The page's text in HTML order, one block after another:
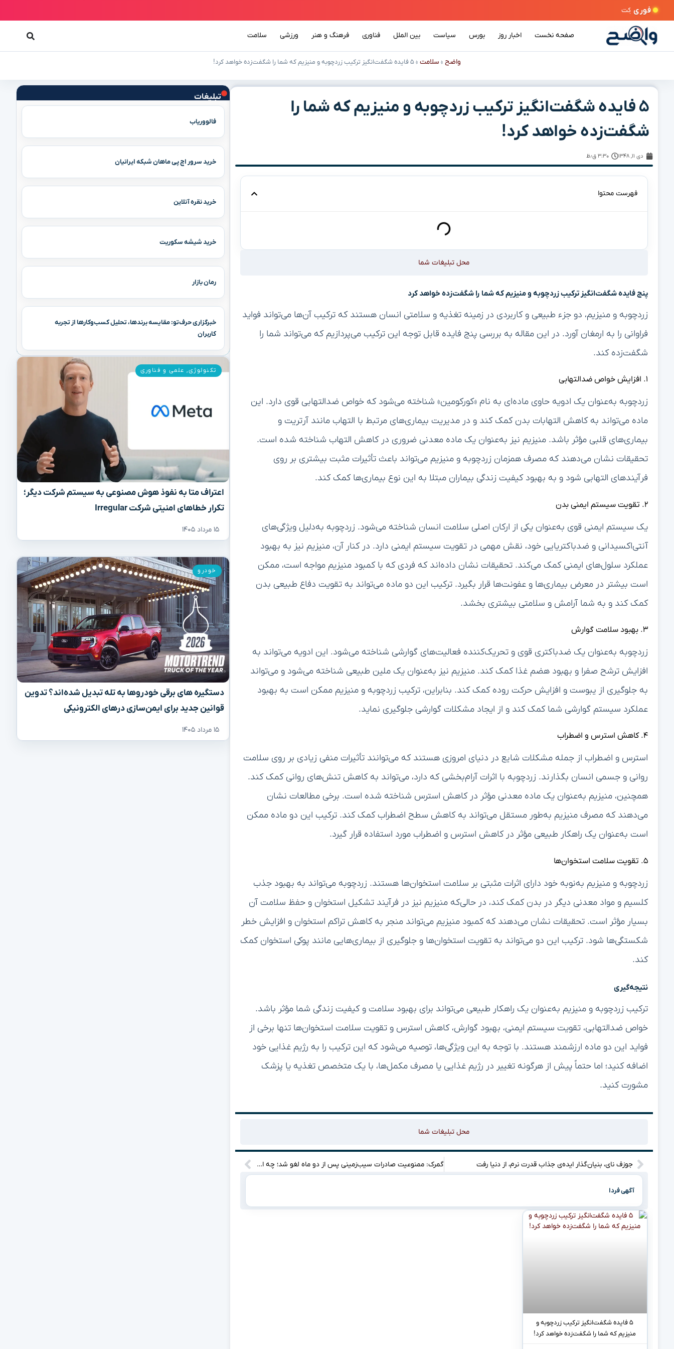
فوری
صفحه نخست اخبار روز بورس سیاست بین الملل فناوری فرهنگ و هنر ورزشی سلامت
واضح » سلامت »۵ فایده شگفت‌انگیز ترکیب زردچوبه و منیزیم که شما را شگفت‌زده خواهد کرد!
تبلیغات
فالووریاب
خرید سرور اچ پی ماهان شبکه ایرانیان
خرید نقره آنلاین
خرید شیشه سکوریت
رمان بازار
خبرگزاری حرف‌تو: مقایسه برندها، تحلیل کسب‌وکارها از تجربه
کاربران
اعتراف متا به نفوذ هوش مصنوعی به سیستم شرکت دیگر؛
تکرار خطاهای امنیتی شرکت Irregular
۱۵ مرداد ۱۴۰۵
تکنولوژی, علمی و فناوری
دستگیره‌ های برقی خودروها به تله تبدیل شده‌اند؟ تدوین
قوانین جدید برای ایمن‌سازی درهای الکترونیکی
۱۵ مرداد ۱۴۰۵
خودرو
۵ فایده شگفت‌انگیز ترکیب زردچوبه و منیزیم که شما را
شگفت‌زده خواهد کرد!
دی ۱۱, ۱۳۴۸ ۳:۳۰ ق٫ظ
فهرست محتوا
محل تبلیغات شما
پنج فایده شگفت‌انگیز ترکیب زردچوبه و منیزیم که شما را شگفت‌زده خواهد کرد
زردچوبه و منیزیم، دو جزء طبیعی و کاربردی در زمینه تغذیه و سلامتی انسان هستند که ترکیب آن‌ها می‌تواند فواید
فراوانی را به ارمغان آورد. در این مقاله به بررسی پنج فایده قابل توجه این ترکیب می‌پردازیم که می‌تواند شما را
شگفت‌زده کند.
۱. افزایش خواص ضدالتهابی
زردچوبه به‌عنوان یک ادویه حاوی ماده‌ای به نام «کورکومین» شناخته می‌شود که خواص ضدالتهابی قوی دارد. این
ماده می‌تواند به کاهش التهابات بدن کمک کند و در مدیریت بیماری‌های مرتبط با التهاب مانند آرتریت و
بیماری‌های قلبی مؤثر باشد. منیزیم نیز به‌عنوان یک ماده معدنی ضروری در کاهش التهاب شناخته شده است.
تحقیقات نشان می‌دهند که مصرف همزمان زردچوبه و منیزیم می‌تواند باعث تأثیرات مثبت بیشتری بر روی
فرآیندهای التهابی شود و به بهبود کیفیت زندگی بیماران مبتلا به این نوع بیماری‌ها کمک کند.
۲. تقویت سیستم ایمنی بدن
یک سیستم ایمنی قوی به‌عنوان یکی از ارکان اصلی سلامت انسان شناخته می‌شود. زردچوبه به‌دلیل ویژگی‌های
آنتی‌اکسیدانی و ضدباکتریایی خود، نقش مهمی در تقویت سیستم ایمنی دارد. در کنار آن، منیزیم نیز به بهبود
عملکرد سلول‌های ایمنی کمک می‌کند. تحقیقات نشان داده‌اند که فردی که با کمبود منیزیم مواجه است، ممکن
است بیشتر در معرض بیماری‌ها و عفونت‌ها قرار بگیرد. ترکیب این دو ماده می‌تواند به تقویت دفاع طبیعی بدن
کمک کند و به شما آرامش و سلامتی بیشتری بخشد.
۳. بهبود سلامت گوارش
زردچوبه به‌عنوان یک ضدباکتری قوی و تحریک‌کننده فعالیت‌های گوارشی شناخته می‌شود. این ادویه می‌تواند به
افزایش ترشح صفرا و بهبود هضم غذا کمک کند. منیزیم نیز به‌عنوان یک ملین طبیعی شناخته می‌شود و می‌تواند
به جلوگیری از یبوست و افزایش حرکت روده کمک کند. بنابراین، ترکیب زردچوبه و منیزیم ممکن است به بهبود
عملکرد سیستم گوارشی شما کمک کند و از ایجاد مشکلات گوارشی جلوگیری نماید.
۴. کاهش استرس و اضطراب
استرس و اضطراب از جمله مشکلات شایع در دنیای امروزی هستند که می‌توانند تأثیرات منفی زیادی بر روی سلامت
روانی و جسمی انسان بگذارند. زردچوبه با اثرات آرام‌بخشی که دارد، می‌تواند به کاهش تنش‌های روانی کمک کند.
همچنین، منیزیم به‌عنوان یک ماده معدنی مؤثر در کاهش استرس شناخته شده است. برخی مطالعات نشان
می‌دهند که مصرف منیزیم به‌طور مستقل می‌تواند به کاهش سطح اضطراب کمک کند. ترکیب این دو ماده ممکن
است به‌عنوان یک راهکار طبیعی مؤثر در کاهش استرس و اضطراب مورد استفاده قرار گیرد.
۵. تقویت سلامت استخوان‌ها
زردچوبه و منیزیم به‌نوبه خود دارای اثرات مثبتی بر سلامت استخوان‌ها هستند. زردچوبه می‌تواند به بهبود جذب
کلسیم و مواد معدنی دیگر در بدن کمک کند، در حالی‌که منیزیم نیز در فرآیند تشکیل استخوان و حفظ سلامت آن
بسیار مؤثر است. تحقیقات نشان می‌دهند که کمبود منیزیم می‌تواند منجر به کاهش تراکم استخوان و افزایش خطر
شکستگی‌ها شود. ترکیب این دو می‌تواند به تقویت استخوان‌ها و جلوگیری از بیماری‌هایی مانند پوکی استخوان کمک
کند.
نتیجه‌گیری
ترکیب زردچوبه و منیزیم به‌عنوان یک راهکار طبیعی می‌تواند برای بهبود سلامت و کیفیت زندگی شما مؤثر باشد.
خواص ضدالتهابی، تقویت سیستم ایمنی، بهبود گوارش، کاهش استرس و تقویت سلامت استخوان‌ها تنها برخی از
فواید این دو ماده ارزشمند هستند. با توجه به این ویژگی‌ها، توصیه می‌شود که این ترکیب را به رژیم غذایی خود
اضافه کنید؛ اما حتماً پیش از هرگونه تغییر در رژیم غذایی یا مصرف مکمل‌ها، با یک متخصص تغذیه یا پزشک
مشورت کنید.
محل تبلیغات شما
جوزف نای، بنیان‌گذار ایده‌ی جذاب قدرت نرم، از دنیا رفت گمرک: ممنوعیت صادرات سیب‌زمینی پس از دو ماه لغو شد؛ چه اتفاقاتی در انتظار است؟
آگهی فردا
۵ فایده شگفت‌انگیز ترکیب زردچوبه و
منیزیم که شما را شگفت‌زده خواهد کرد!